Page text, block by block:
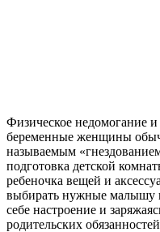
Физическое недомогание и
беременные женщины
называемым
подготовка детской
ребеночка вещей и
выбирать нужные малышу
себе настроение и
родительских